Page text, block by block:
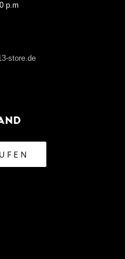
p.m
store.de